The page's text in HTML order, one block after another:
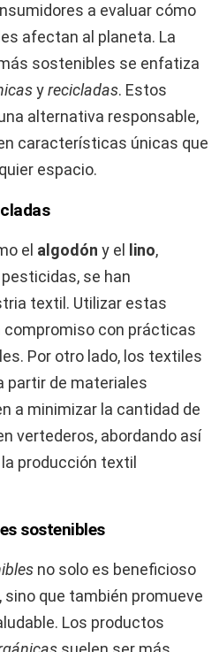
a evaluar cómo
afectan al planeta. La
sostenibles se enfatiza
yrecicladas. Estos
alternativa responsable,
características únicas que
espacio.
el algodón y el lino,
se han
textil. Utilizar estas
con prácticas
Por otro lado, los textiles
partir de materiales
a minimizar la cantidad de
vertederos, abordando así
producción textil
sostenibles
no solo es beneficioso
que también promueve
Los productos